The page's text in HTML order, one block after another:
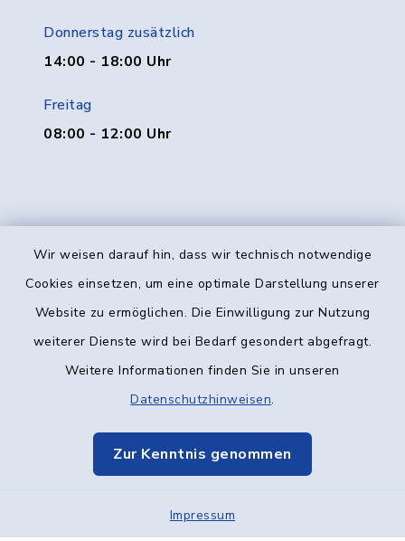
Wir weisen darauf hin, dass wir technisch notwendige
Cookies einsetzen, um eine optimale Darstellung unserer
Website zu ermöglichen. Die Einwilligung zur Nutzung
weiterer Dienste wird bei Bedarf gesondert abgefragt.
Weitere Informationen finden Sie in unseren
Datenschutzhinweisen.
Zur Kenntnis genommen
Impressum
Donnerstag zusätzlich
14:00 - 18:00 Uhr
Freitag
08:00 - 12:00 Uhr
Kontakt
Datenschutz
Elektronische Kommunikation
Sitemap